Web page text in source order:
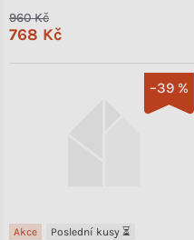
960 Kč
768 Kč
–39 %
Akce Poslední kusy ⏳